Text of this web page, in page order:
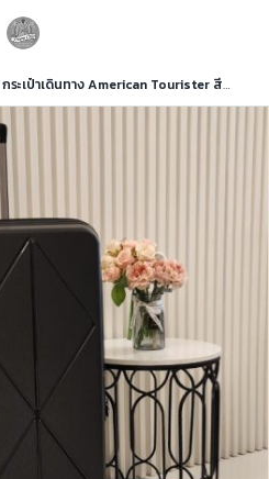
กระเป๋าเดินทาง American Tourister สีดำ ขนาด 30 นิ้ว American Tourister สีดำ ขนาด 30 นิ้ว American Tourister สีดำ ขนาด 30 นิ้ว